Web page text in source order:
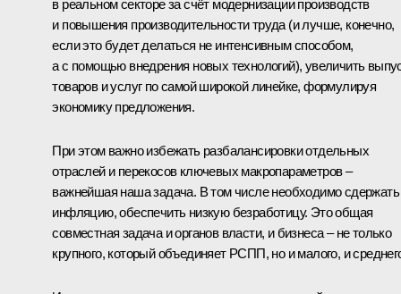
в реальном секторе за счёт модернизации производств
и повышения производительности труда (и лучше, конечно,
если это будет делаться не интенсивным способом,
а с помощью внедрения новых технологий), увеличить
товаров и услуг по самой широкой линейке, формулируя
экономику предложения.
При этом важно избежать разбалансировки отдельных
отраслей и перекосов ключевых макропараметров –
важнейшая наша задача. В том числе необходимо сдержать
инфляцию, обеспечить низкую безработицу. Это общая
совместная задача и органов власти, и бизнеса – не только
крупного, который объединяет РСПП, но и малого, и